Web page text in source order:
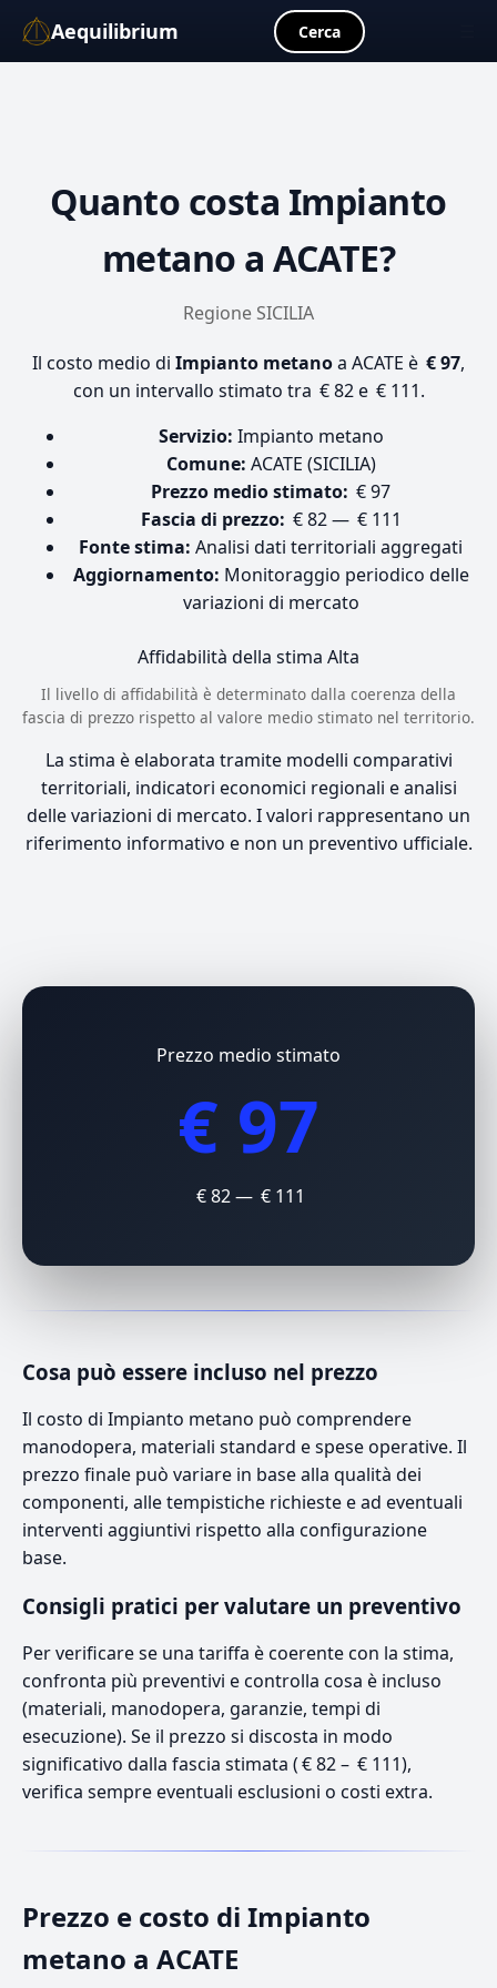
Aequilibrium Cerca
Quanto costa Impianto
metano a ACATE?
Regione SICILIA
Il costo medio di Impianto metanoa ACATE è € 97,
con un intervallo stimato tra € 82 e € 111.
Servizio: Impianto metano
Comune: ACATE (SICILIA)
Prezzo medio stimato: € 97
Fascia di prezzo: € 82 — € 111
Fonte stima: Analisi dati territoriali aggregati
Aggiornamento: Monitoraggio periodico delle
variazioni di mercato
Affidabilità della stima Alta
Il livello di affidabilità è determinato dalla coerenza della
fascia di prezzo rispetto al valore medio stimato nel territorio.
La stima è elaborata tramite modelli comparativi
territoriali, indicatori economici regionali e analisi
delle variazioni di mercato. I valori rappresentano un
riferimento informativo e non un preventivo ufficiale.
Prezzo medio stimato
€ 97
€ 82 — € 111
Cosa può essere incluso nel prezzo
Il costo di Impianto metano può comprendere
manodopera, materiali standard e spese operative. Il
prezzo finale può variare in base alla qualità dei
componenti, alle tempistiche richieste e ad eventuali
interventi aggiuntivi rispetto alla configurazione
base.
Consigli pratici per valutare un preventivo
Per verificare se una tariffa è coerente con la stima,
confronta più preventivi e controlla cosa è incluso
(materiali, manodopera, garanzie, tempi di
esecuzione). Se il prezzo si discosta in modo
significativo dalla fascia stimata ( € 82 – € 111),
verifica sempre eventuali esclusioni o costi extra.
Prezzo e costo di Impianto
metano a ACATE